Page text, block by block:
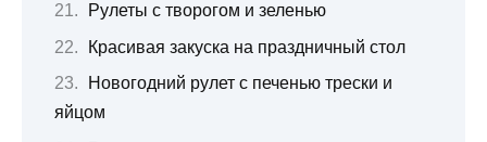
Рулеты с творогом и зеленью
Красивая закуска на праздничный стол
Новогодний рулет с печенью трески и
яйцом